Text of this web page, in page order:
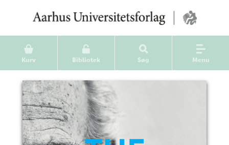
Kurv Bibliotek Søg Menu